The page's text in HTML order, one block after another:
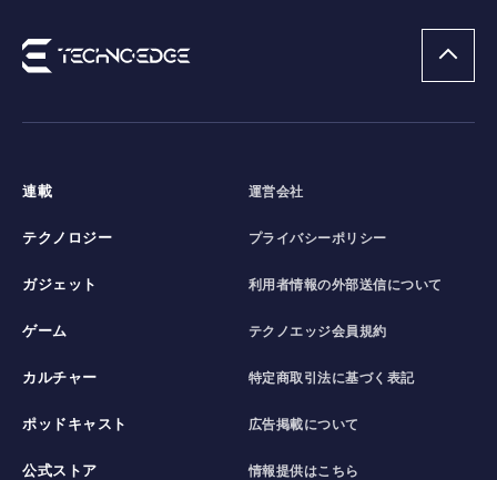
連載
テクノロジー
ガジェット
ゲーム
カルチャー
ポッドキャスト
公式ストア
運営会社
プライバシーポリシー
利用者情報の外部送信について
テクノエッジ会員規約
特定商取引法に基づく表記
広告掲載について
情報提供はこちら